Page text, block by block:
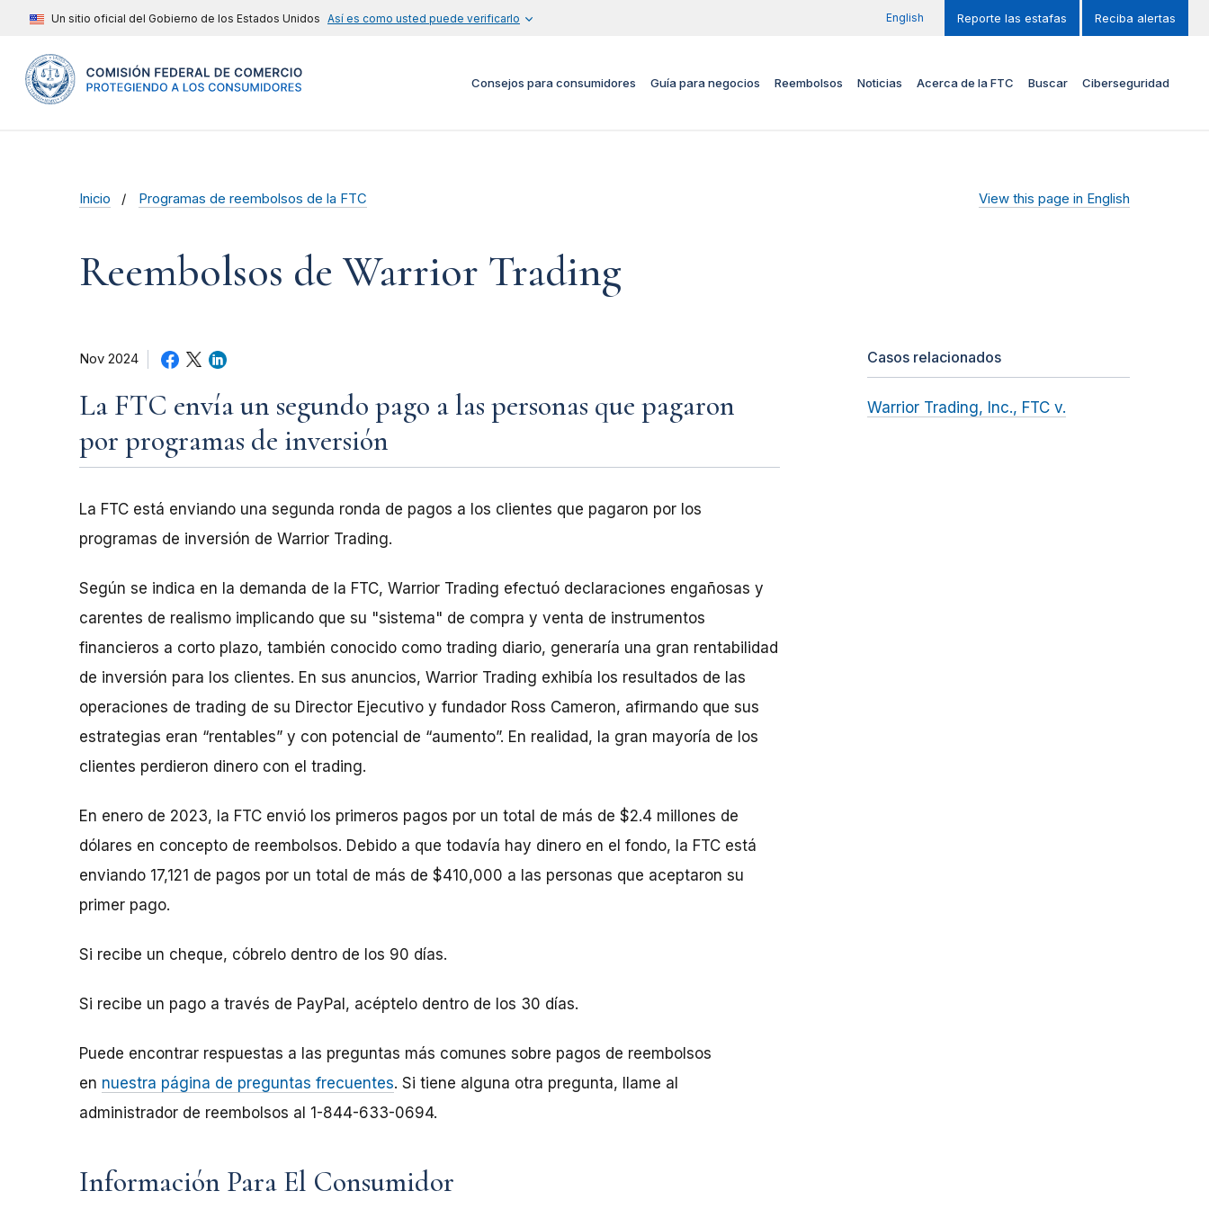
Un sitio oficial del Gobierno de los Estados Unidos Así es como usted puede verificarlo English Reporte las estafas Reciba alertas
Consejos para consumidores Guía para negocios Reembolsos Noticias Acerca de la FTC Buscar Ciberseguridad
Inicio Programas de reembolsos de la FTC View this page in English
Reembolsos de Warrior Trading
Nov 2024
La FTC envía un segundo pago a las personas que pagaron
por programas de inversión
La FTC está enviando una segunda ronda de pagos a los clientes que pagaron por los
programas de inversión de Warrior Trading.
Según se indica en la demanda de la FTC, Warrior Trading efectuó declaraciones engañosas y
carentes de realismo implicando que su "sistema" de compra y venta de instrumentos
financieros a corto plazo, también conocido como trading diario, generaría una gran rentabilidad
de inversión para los clientes. En sus anuncios, Warrior Trading exhibía los resultados de las
operaciones de trading de su Director Ejecutivo y fundador Ross Cameron, afirmando que sus
estrategias eran “rentables” y con potencial de “aumento”. En realidad, la gran mayoría de los
clientes perdieron dinero con el trading.
En enero de 2023, la FTC envió los primeros pagos por un total de más de $2.4 millones de
dólares en concepto de reembolsos. Debido a que todavía hay dinero en el fondo, la FTC está
enviando 17,121 de pagos por un total de más de $410,000 a las personas que aceptaron su
primer pago.
Si recibe un cheque, cóbrelo dentro de los 90 días.
Si recibe un pago a través de PayPal, acéptelo dentro de los 30 días.
Puede encontrar respuestas a las preguntas más comunes sobre pagos de reembolsos
en nuestra página de preguntas frecuentes. Si tiene alguna otra pregunta, llame al
administrador de reembolsos al 1-844-633-0694.
Información Para El Consumidor
Casos relacionados
Warrior Trading, Inc., FTC v.